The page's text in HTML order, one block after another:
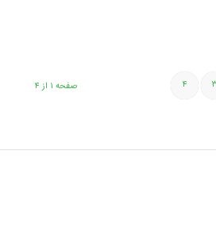
صفحه ۱ از ۴ ۳ ۴